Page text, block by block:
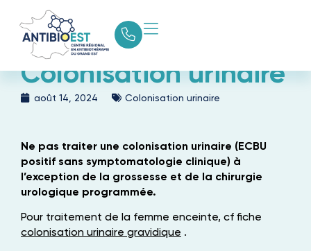
Colonisation urinaire
août 14, 2024 Colonisation urinaire
Ne pas traiter une colonisation urinaire (ECBU
positif sans symptomatologie clinique) à
l’exception de la grossesse et de la chirurgie
urologique programmée.
Pour traitement de la femme enceinte, cf fiche
colonisation urinaire gravidique .